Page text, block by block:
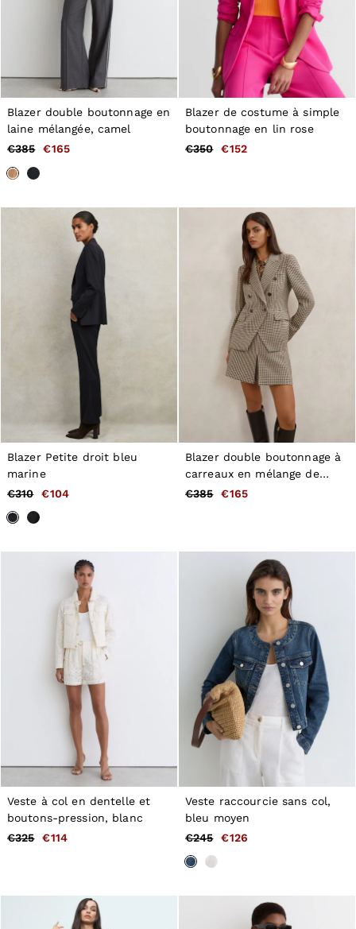
Blazer double boutonnage en
laine mélangée, camel
€385
€165
Blazer de costume à simple
boutonnage en lin rose
€350
€152
Blazer Petite droit bleu
marine
€310
€104
Blazer double boutonnage à
carreaux en mélange de
laine, couleur neutre
€385 €165
Veste à col en dentelle et
boutons-pression, blanc
€325
€114
Veste raccourcie sans col,
bleu moyen
€245
€126